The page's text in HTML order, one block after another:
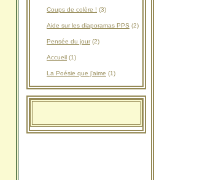
Coups de colère ! (3)
Aide sur les diaporamas PPS (2)
Pensée du jour(2)
Accueil (1)
La Poésie que j'aime (1)